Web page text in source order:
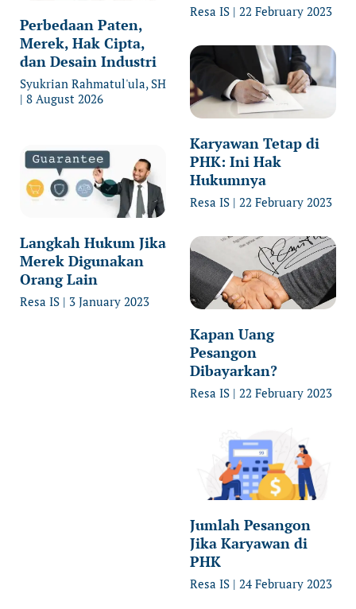
Perbedaan Paten,
Merek, Hak Cipta,
dan Desain Industri
Syukrian Rahmatul'ula, SH
8 August 2026
Langkah Hukum Jika
Merek Digunakan
Orang Lain
Resa IS 3 January 2023
Resa IS 22 February 2023
Karyawan Tetap di
PHK: Ini Hak
Hukumnya
Resa IS 22 February 2023
Kapan Uang
Pesangon
Dibayarkan?
Resa IS 22 February 2023
Jumlah Pesangon
Jika Karyawan di
PHK
Resa IS 24 February 2023